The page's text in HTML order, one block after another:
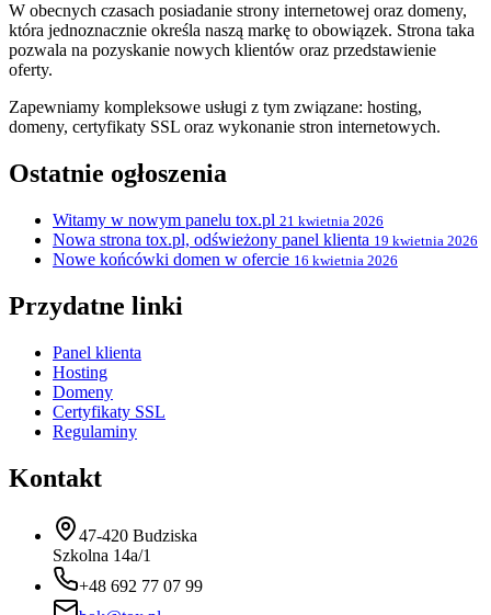
W obecnych czasach posiadanie strony internetowej oraz domeny,
która jednoznacznie określa naszą markę to obowiązek. Strona taka
pozwala na pozyskanie nowych klientów oraz przedstawienie
oferty.
Zapewniamy kompleksowe usługi z tym związane: hosting,
domeny, certyfikaty SSL oraz wykonanie stron internetowych.
Ostatnie ogłoszenia
Witamy w nowym panelu tox.pl 21 kwietnia 2026
Nowa strona tox.pl, odświeżony panel klienta 19 kwietnia 2026
Nowe końcówki domen w ofercie 16 kwietnia 2026
Przydatne linki
Panel klienta
Hosting
Domeny
Certyfikaty SSL
Regulaminy
Kontakt
47-420 Budziska
Szkolna 14a/1
+48 692 77 07 99